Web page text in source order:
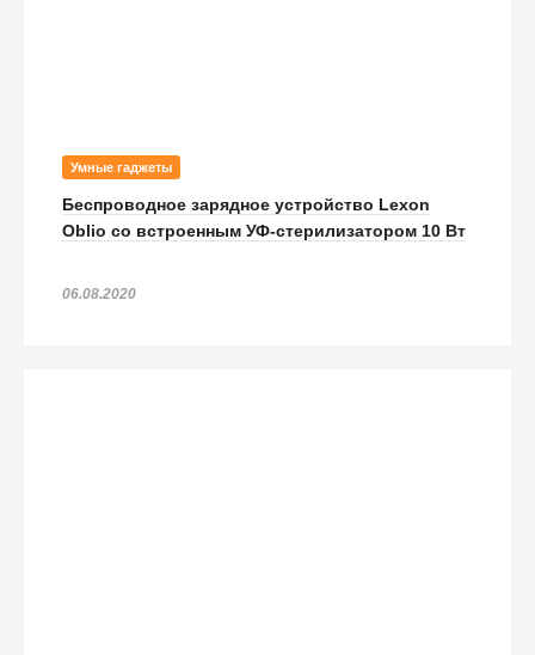
Умные гаджеты
Беспроводное зарядное устройство Lexon
Oblio со встроенным УФ-стерилизатором 10 Вт
06.08.2020